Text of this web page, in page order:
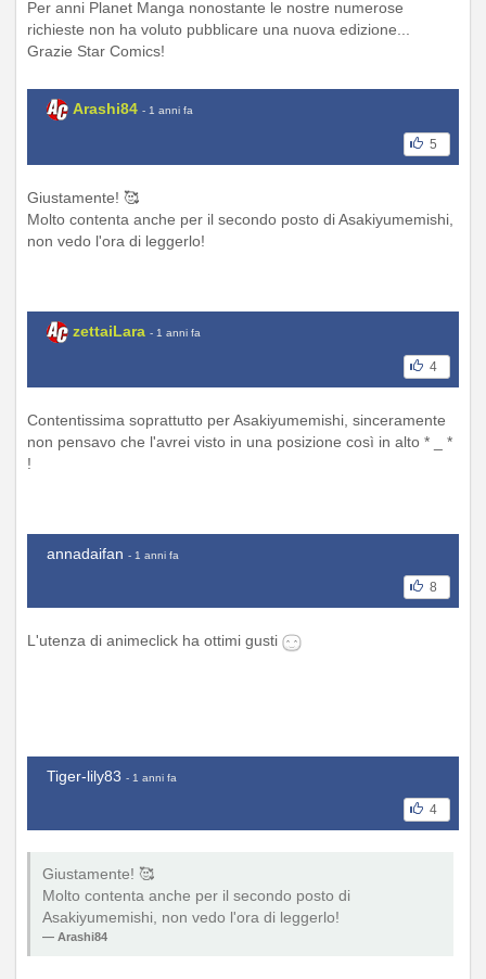
Per anni Planet Manga nonostante le nostre numerose
richieste non ha voluto pubblicare una nuova edizione...
Grazie Star Comics!
Arashi84 - 1 anni fa
5
Giustamente! 🥰
Molto contenta anche per il secondo posto di Asakiyumemishi,
non vedo l'ora di leggerlo!
zettaiLara - 1 anni fa
4
Contentissima soprattutto per Asakiyumemishi, sinceramente
non pensavo che l'avrei visto in una posizione così in alto * _ *
!
annadaifan - 1 anni fa
8
L'utenza di animeclick ha ottimi gusti
Tiger-lily83 - 1 anni fa
4
Giustamente! 🥰
Molto contenta anche per il secondo posto di
Asakiyumemishi, non vedo l'ora di leggerlo!
Arashi84